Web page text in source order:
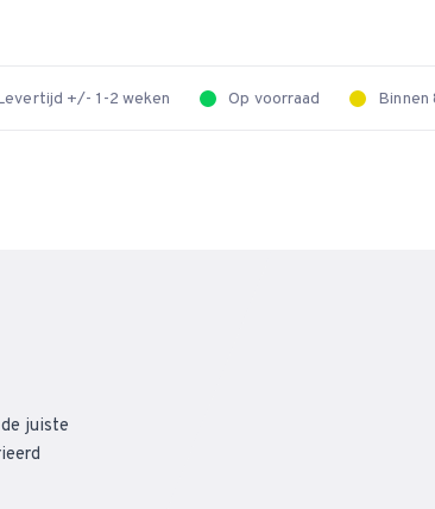
+/- 1-2 weken Op voorraad Binnen
juiste